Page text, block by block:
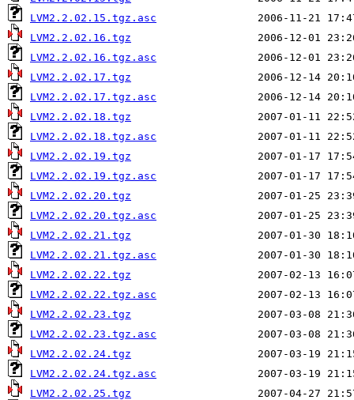
LVM2.2.02.15.tgz.asc
LVM2.2.02.16.tgz
LVM2.2.02.16.tgz.asc
LVM2.2.02.17.tgz
LVM2.2.02.17.tgz.asc
LVM2.2.02.18.tgz
LVM2.2.02.18.tgz.asc
LVM2.2.02.19.tgz
LVM2.2.02.19.tgz.asc
LVM2.2.02.20.tgz
LVM2.2.02.20.tgz.asc
LVM2.2.02.21.tgz
LVM2.2.02.21.tgz.asc
LVM2.2.02.22.tgz
LVM2.2.02.22.tgz.asc
LVM2.2.02.23.tgz
LVM2.2.02.23.tgz.asc
LVM2.2.02.24.tgz
LVM2.2.02.24.tgz.asc
LVM2.2.02.25.tgz